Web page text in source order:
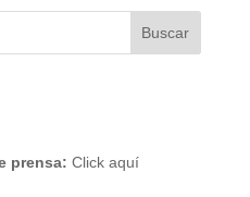
prensa: Click aquí